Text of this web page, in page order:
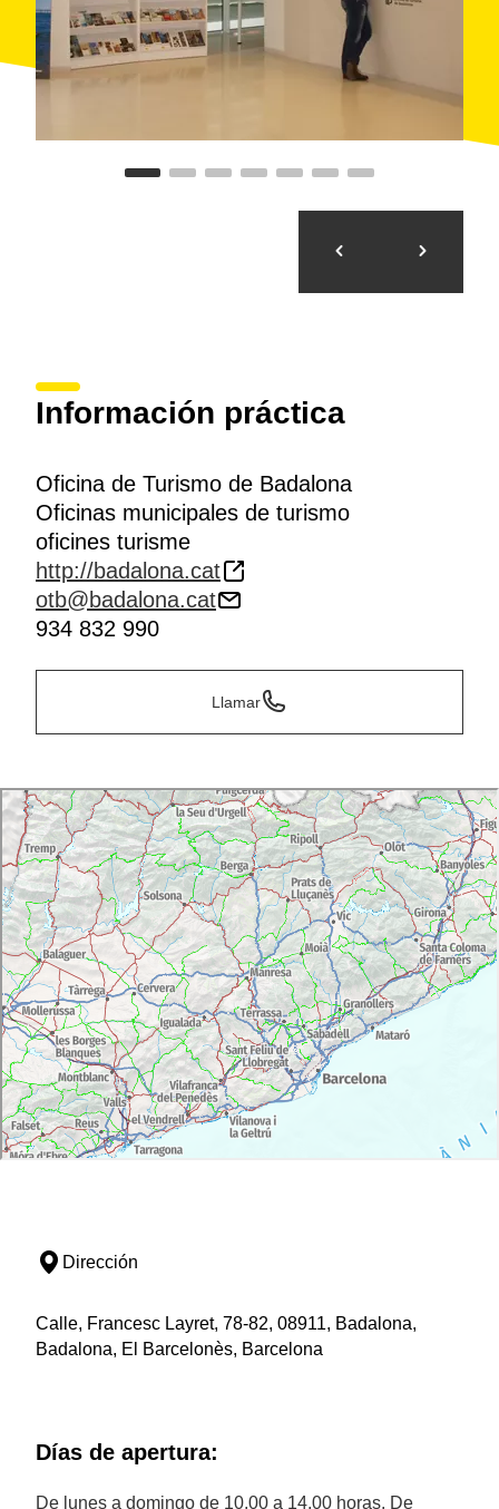
Información práctica
Oficina de Turismo de Badalona
Oficinas municipales de turismo
oficines turisme
http://badalona.cat
otb@badalona.cat
934 832 990
Llamar
Dirección
Calle, Francesc Layret, 78-82, 08911, Badalona,
Badalona, El Barcelonès, Barcelona
Días de apertura:
De lunes a domingo de 10.00 a 14.00 horas. De